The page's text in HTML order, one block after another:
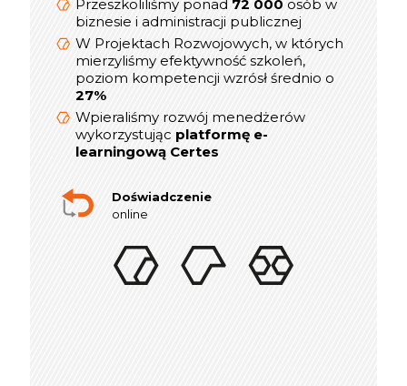
Przeszkoliliśmy ponad 72 000 osób w
biznesie i administracji publicznej
W Projektach Rozwojowych, w których
mierzyliśmy efektywność szkoleń,
poziom kompetencji wzrósł średnio o
27%
Wpieraliśmy rozwój menedżerów
wykorzystując platformę e-
learningową Certes
Doświadczenie
online
kierowników
W Projektach Rozwojowych, w których
mierzyliśmy efektywność szkoleń,
poziom kompetencji wzrósł średnio o
Wpieraliśmy rozwój menedżerów
wykorzystując
platformę e-
learningową Certes
indywidualnych sesji rozwojowych
online dla Menedżerów i Dyrektorów
Doświadczenie
w szkoleniach stacjonarnych